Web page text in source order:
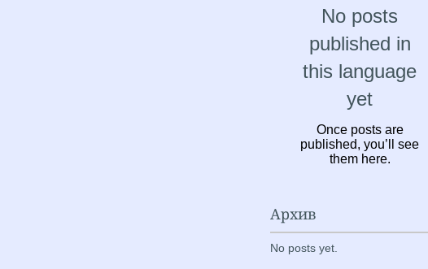
No posts
published in
this language
yet
Once posts are
published, you’ll see
them here.
Архив
No posts yet.